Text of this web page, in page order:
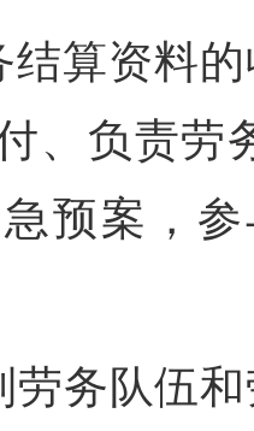
结算资料
、负责劳
预案，
劳务队伍